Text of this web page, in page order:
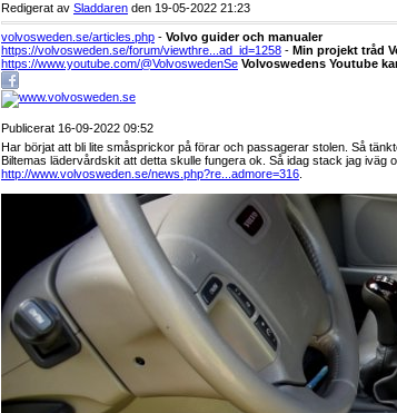
Redigerat av Sladdaren den 19-05-2022 21:23
volvosweden.se/articles.php - Volvo guider och manualer
https://volvosweden.se/forum/viewthre...ad_id=1258 - Min projekt tråd
https://www.youtube.com/@VolvoswedenSe Volvoswedens Youtube
Publicerat 16-09-2022 09:52
Har börjat att bli lite småsprickor på förar och passagerar stolen. Så
Biltemas lädervårdskit att detta skulle fungera ok. Så idag stack jag
http://www.volvosweden.se/news.php?re...admore=316